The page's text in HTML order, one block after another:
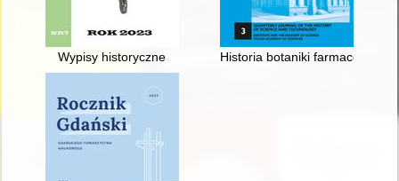
Wypisy historyczne Historia botaniki